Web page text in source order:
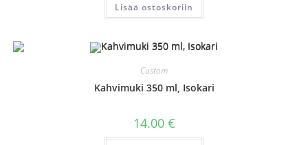
Lisää ostoskoriin
Custom
Kahvimuki 350 ml, Isokari
14.00 €